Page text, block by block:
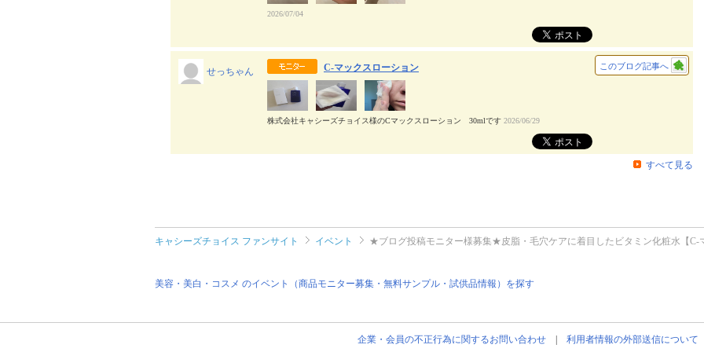
2026/07/04
せっちゃん C-マックスローション
株式会社キャシーズチョイス様のCマックスローション 30mlです 2026/06/29
このブログ記事へ
すべて見る
キャシーズチョイス ファンサイト イベント ★ブログ投稿モニター様募集★皮脂・毛穴ケアに着目したビタミン化粧水【C-
美容・美白・コスメ のイベント（商品モニター募集・無料サンプル・試供品情報）を探す
企業・会員の不正行為に関するお問い合わせ | 利用者情報の外部送信について